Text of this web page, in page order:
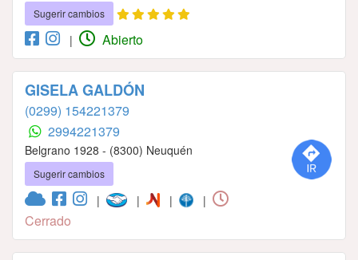
Sugerir cambios
| Abierto
GISELA GALDÓN
(0299) 154221379
2994221379
Belgrano 1928 - (8300) Neuquén
Sugerir cambios
| | | |
Cerrado